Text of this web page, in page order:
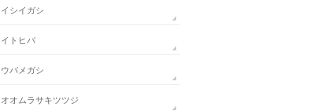
イシイガシ
イトヒバ
ウバメガシ
オオムラサキツツジ